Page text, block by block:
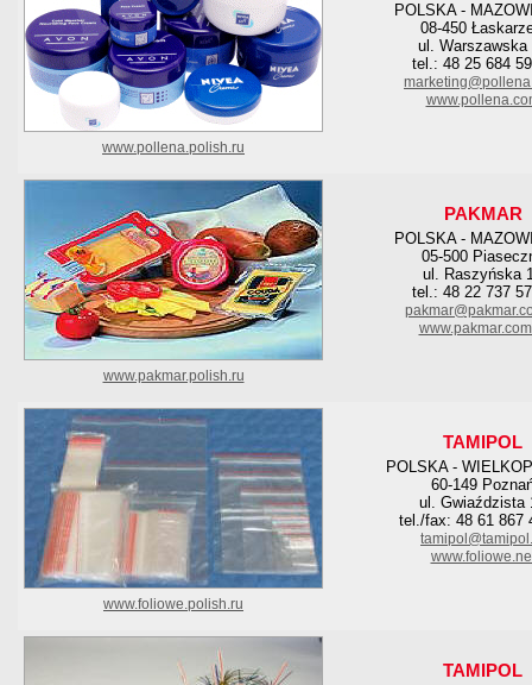
POLSKA -
08-450
ul. Warszawska
tel.: 48 25 684
www.pollena.polish.ru
PAKMAR
POLSKA -
05-500
ul. Raszyńska
tel.: 48 22 737
www.pakmar.polish.ru
TAMIPOL
POLSKA -
60-149
ul. Gwiaździsta
tel./fax: 48 61 867
www.foliowe.polish.ru
TAMIPOL